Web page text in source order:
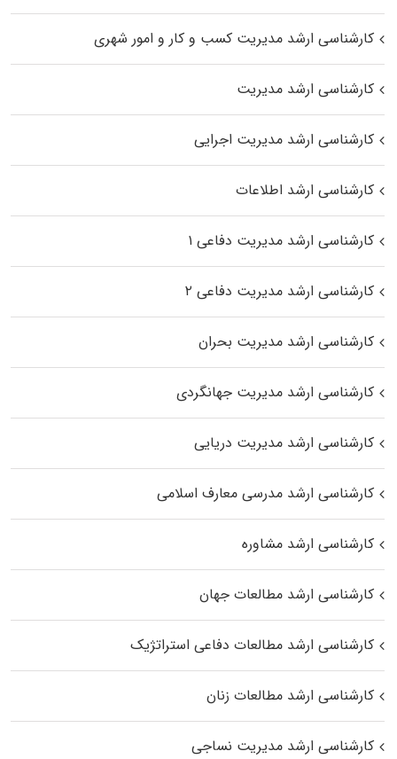
کارشناسی ارشد مدیریت کسب و کار و امور شهری
کارشناسی ارشد مدیریت
کارشناسی ارشد مدیریت اجرایی
کارشناسی ارشد اطلاعات
کارشناسی ارشد مدیریت دفاعی ۱
کارشناسی ارشد مدیریت دفاعی ۲
کارشناسی ارشد مدیریت بحران
کارشناسی ارشد مدیریت جهانگردی
کارشناسی ارشد مدیریت دریایی
کارشناسی ارشد مدرسی معارف اسلامی
کارشناسی ارشد مشاوره
کارشناسی ارشد مطالعات جهان
کارشناسی ارشد مطالعات دفاعی استراتژیک
کارشناسی ارشد مطالعات زنان
کارشناسی ارشد مدیریت نساجی